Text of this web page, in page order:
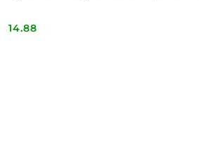
Cena:
14.88